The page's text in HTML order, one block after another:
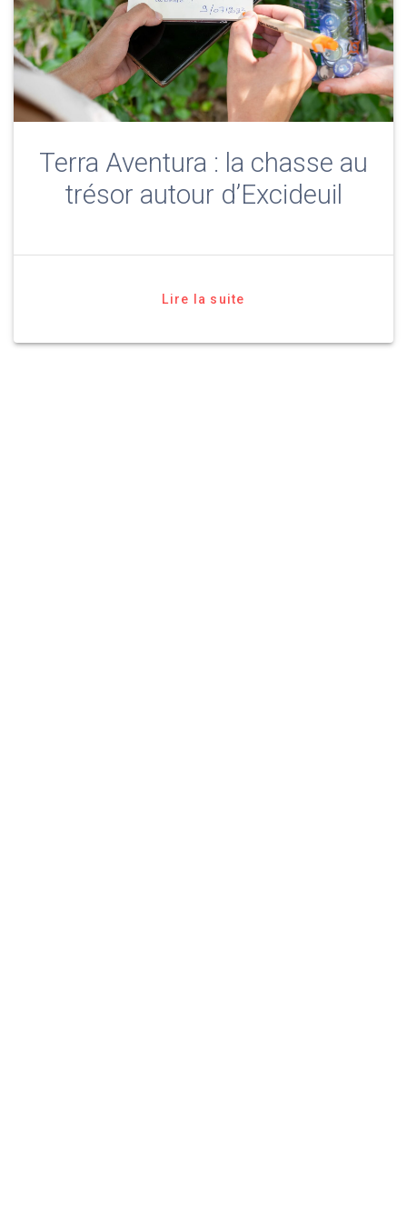
Terra Aventura : la chasse au
trésor autour d’Excideuil
Lire la suite